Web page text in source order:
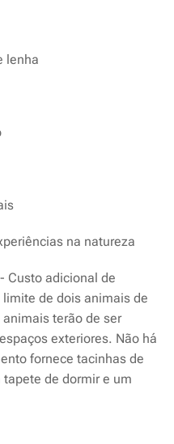
lenha
na natureza
Custo adicional de
de dois animais de
terão de ser
exteriores. Não há
fornece tacinhas de
de dormir e um